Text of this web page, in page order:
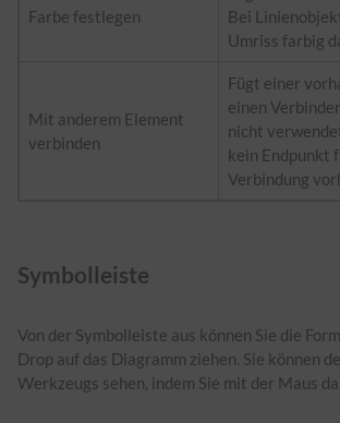
Farbe festlegen
Bei
Umriss farbig
Mit anderem Element
verbinden
Fügt einer
einen
nicht
kein Endpunkt
Verbindung
Symbolleiste
Von der Symbolleiste aus können Sie die
Drop auf das Diagramm ziehen. Sie können
Werkzeugs sehen, indem Sie mit der Maus